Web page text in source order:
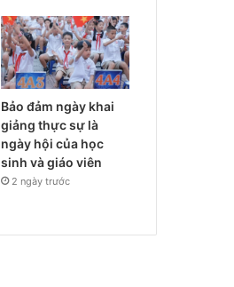
Bảo đảm ngày khai
giảng thực sự là
ngày hội của học
sinh và giáo viên
2 ngày trước